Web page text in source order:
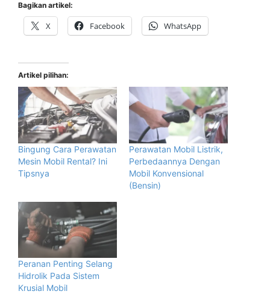
Bagikan artikel:
X Facebook WhatsApp
Artikel pilihan:
Bingung Cara Perawatan
Mesin Mobil Rental? Ini
Tipsnya
Perawatan Mobil Listrik,
Perbedaannya Dengan
Mobil Konvensional
(Bensin)
Peranan Penting Selang
Hidrolik Pada Sistem
Krusial Mobil